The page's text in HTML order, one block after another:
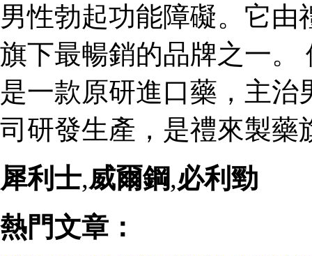
男性勃起功能障礙。它
旗下最暢銷的品牌之一。
是一款原研進口藥，主
司研發生產，是禮來製藥
犀利士,威爾鋼,必利勁
熱門文章：